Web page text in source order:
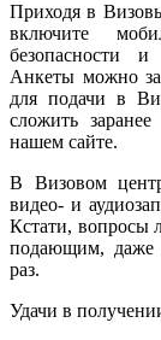
Приходя в
включите
безопасности
Анкеты можно
для подачи в
сложить
нашем сайте.
В Визовом
видео- и
Кстати, вопросы
подающим, даже
раз.
Удачи в